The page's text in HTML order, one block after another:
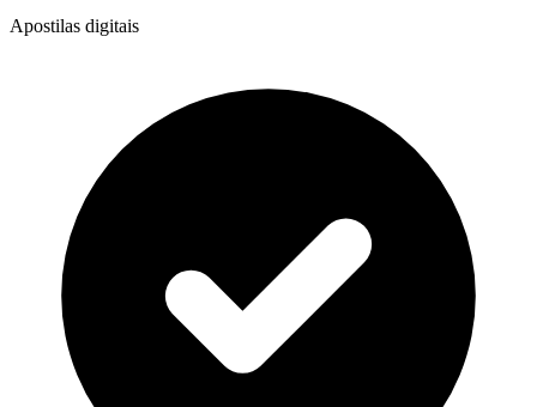
Apostilas digitais